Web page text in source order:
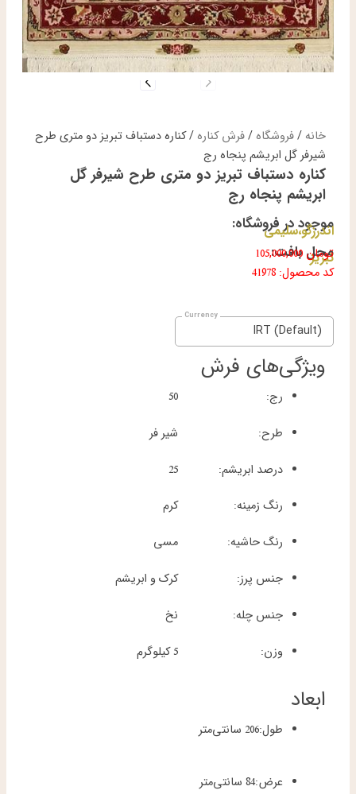
خانه /فروشگاه/فرش کناره/ کناره دستباف تبریز دو متری طرح
شیرفر گل ابریشم پنجاه رج
کناره دستباف تبریز دو متری طرح شیرفر گل
ابریشم پنجاه رج
موجود در فروشگاه:
اندرزگو،سلیمی
محل بافت:
تبریز
تومان
کد محصول: 41978
IRT (Default)
ویژگی‌های فرش
رج:
50
طرح:
شیر فر
درصد ابریشم:
25
رنگ زمینه:
کرم
رنگ حاشیه:
مسی
جنس پرز:
کرک و ابریشم
جنس چله:
نخ
وزن:
5 کیلوگرم
ابعاد
طول:206 سانتی‌متر
عرض:84 سانتی‌متر